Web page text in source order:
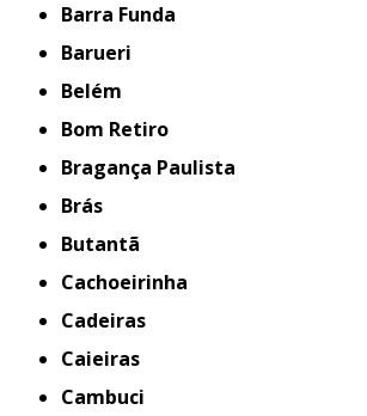
Barra Funda
Barueri
Belém
Bom Retiro
Bragança Paulista
Brás
Butantã
Cachoeirinha
Cadeiras
Caieiras
Cambuci